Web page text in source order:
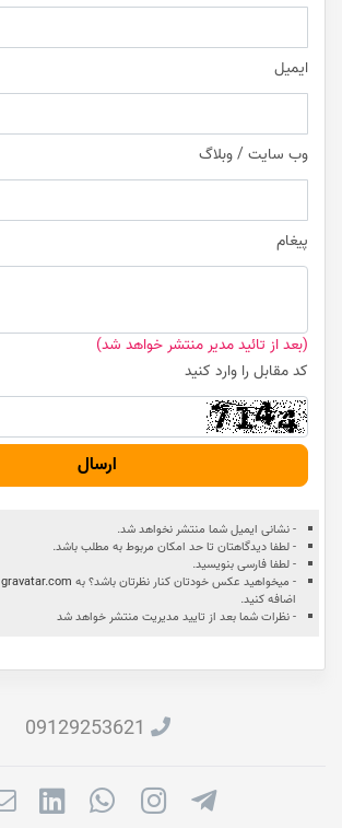
ایمیل
وب سایت / وبلاگ
پیغام
(بعد از تائید مدیر منتشر خواهد شد)
کد مقابل را وارد کنید
ارسال
- نشانی ایمیل شما منتشر نخواهد شد.
- لطفا دیدگاهتان تا حد امکان مربوط به مطلب باشد.
- لطفا فارسی بنویسید.
- میخواهید عکس خودتان کنار نظرتان باشد؟ به gravatar.com
اضافه کنید.
- نظرات شما بعد از تایید مدیریت منتشر خواهد شد
09129253621